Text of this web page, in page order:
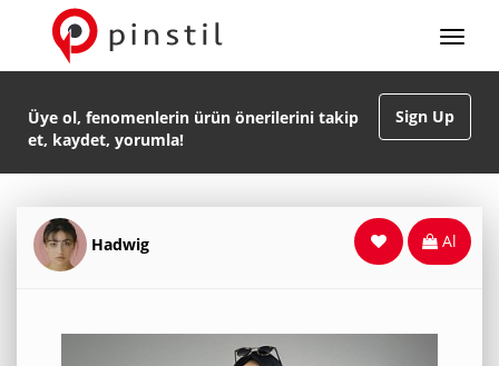
Sign Up
Üye ol, fenomenlerin ürün önerilerini takip
et, kaydet, yorumla!
Hadwig Al